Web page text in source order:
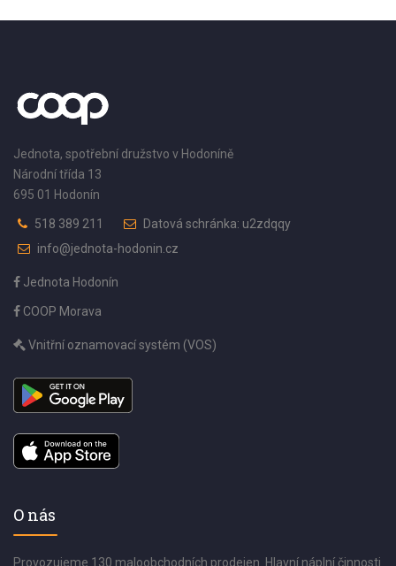
Jednota, spotřební družstvo v Hodoníně
Národní třída 13
695 01 Hodonín
518 389 211
Datová schránka: u2zdqqy
info@jednota-hodonin.cz
Jednota Hodonín
COOP Morava
Vnitřní oznamovací systém (VOS)
O nás
Provozujeme 130 maloobchodních prodejen. Hlavní náplní činnosti